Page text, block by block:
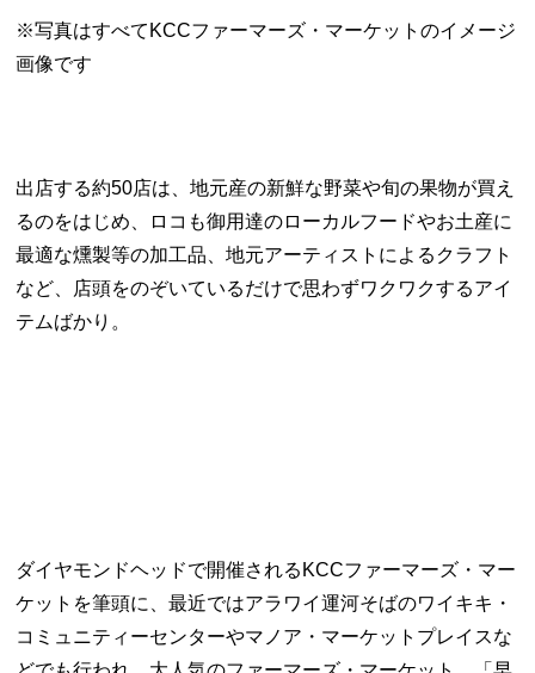
※写真はすべてKCCファーマーズ・マーケットのイメージ
画像です
出店する約50店は、地元産の新鮮な野菜や旬の果物が買え
るのをはじめ、ロコも御用達のローカルフードやお土産に
最適な燻製等の加工品、地元アーティストによるクラフト
など、店頭をのぞいているだけで思わずワクワクするアイ
テムばかり。
ダイヤモンドヘッドで開催されるKCCファーマーズ・マー
ケットを筆頭に、最近ではアラワイ運河そばのワイキキ・
コミュニティーセンターやマノア・マーケットプレイスな